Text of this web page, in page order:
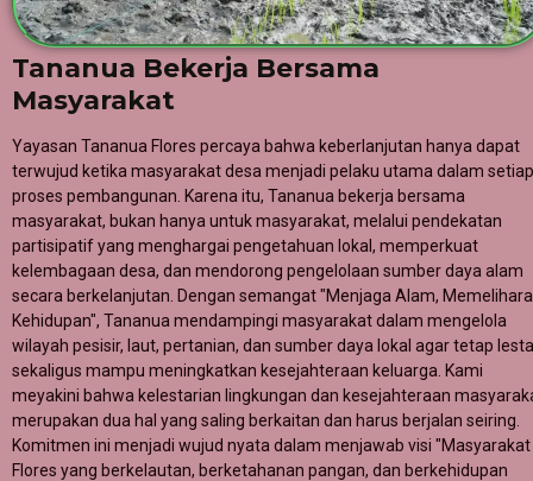
Tananua Bekerja Bersama
Masyarakat
Yayasan Tananua Flores percaya bahwa keberlanjutan hanya dapat
terwujud ketika masyarakat desa menjadi pelaku utama dalam setiap
proses pembangunan. Karena itu, Tananua bekerja bersama
masyarakat, bukan hanya untuk masyarakat, melalui pendekatan
partisipatif yang menghargai pengetahuan lokal, memperkuat
kelembagaan desa, dan mendorong pengelolaan sumber daya alam
secara berkelanjutan. Dengan semangat "Menjaga Alam, Memelihara
Kehidupan", Tananua mendampingi masyarakat dalam mengelola
wilayah pesisir, laut, pertanian, dan sumber daya lokal agar tetap
sekaligus mampu meningkatkan kesejahteraan keluarga. Kami
meyakini bahwa kelestarian lingkungan dan kesejahteraan
merupakan dua hal yang saling berkaitan dan harus berjalan seiring.
Komitmen ini menjadi wujud nyata dalam menjawab visi "Masyarakat
Flores yang berkelautan, berketahanan pangan, dan berkehidupan